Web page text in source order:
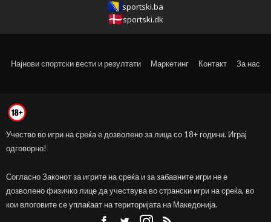
sportski.ba
sportski.dk
Најнови спортски вести и резултати Маркетинг Контакт За нас
Учество во игри на среќа е дозволено за лица со 18+ години. Играј
одговорно!
Согласно Законот за игрите на среќа и за забавните игри не е
дозволено физичко лице да учествува во странски игри на среќа, во
кои влоговите се уплаќаат на територијата на Македонија.